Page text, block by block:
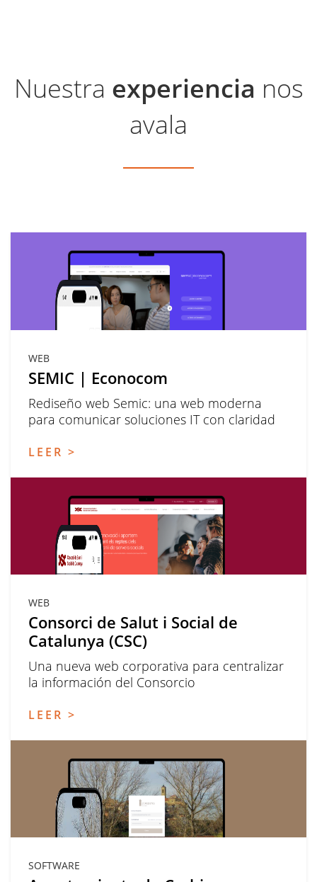
Nuestra experiencia nos
avala
WEB
SEMIC | Econocom
Rediseño web Semic: una web moderna
para comunicar soluciones IT con claridad
LEER >
WEB
Consorci de Salut i Social de
Catalunya (CSC)
Una nueva web corporativa para centralizar
la información del Consorcio
LEER >
SOFTWARE